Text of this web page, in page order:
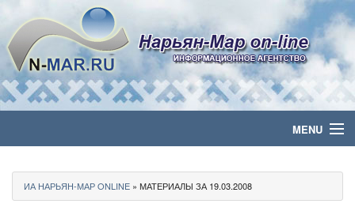
MENU
Политика
ИА НАРЬЯН-МАР ONLINE » МАТЕРИАЛЫ ЗА 19.03.2008